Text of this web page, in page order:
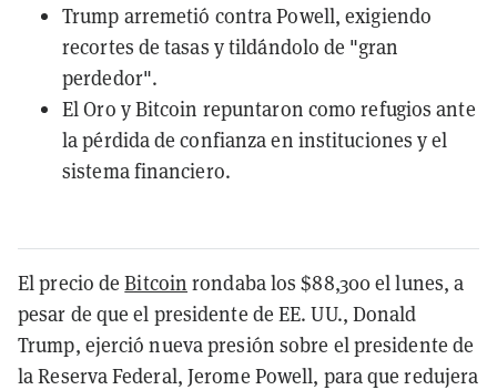
Trump arremetió contra Powell, exigiendo
recortes de tasas y tildándolo de "gran
perdedor".
El Oro y Bitcoin repuntaron como refugios ante
la pérdida de confianza en instituciones y el
sistema financiero.
El precio deBitcoin rondaba los $88,300 el lunes, a
pesar de que el presidente de EE. UU., Donald
Trump, ejerció nueva presión sobre el presidente de
la Reserva Federal, Jerome Powell, para que redujera